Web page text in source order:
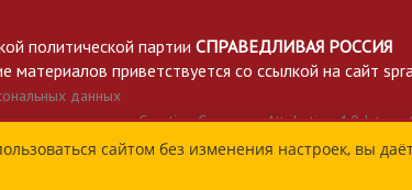
политической партии СПРАВЕДЛИВАЯ РОССИЯ
материалов приветствуется со ссылкой на сайт
данных
по лицензии Creative Commons Attribution 4.0
сайтом без изменения настроек, вы